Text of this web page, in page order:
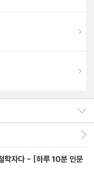
는 것일까, 인간에 의해 오
까?
어만 말하는 것은 바람직할
위한 수단일 뿐일까?
일까, 상대적인 것일까?
까?
학자다 - [하루 10분 인문